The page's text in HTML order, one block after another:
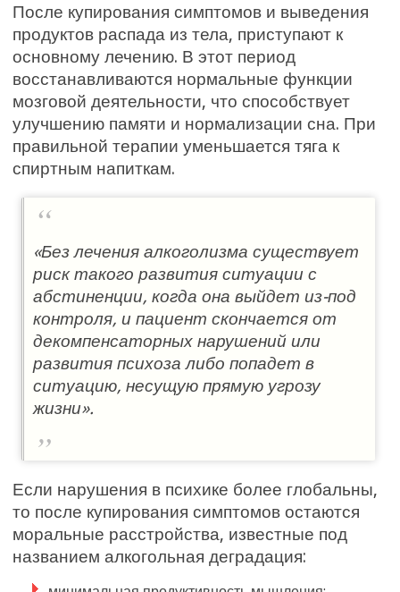
После купирования симптомов и выведения
продуктов распада из тела, приступают к
основному лечению. В этот период
восстанавливаются нормальные функции
мозговой деятельности, что способствует
улучшению памяти и нормализации сна. При
правильной терапии уменьшается тяга к
спиртным напиткам.
«Без лечения алкоголизма существует
риск такого развития ситуации с
абстиненции, когда она выйдет из-под
контроля, и пациент скончается от
декомпенсаторных нарушений или
развития психоза либо попадет в
ситуацию, несущую прямую угрозу
жизни».
Если нарушения в психике более глобальны,
то после купирования симптомов остаются
моральные расстройства, известные под
названием алкогольная деградация: